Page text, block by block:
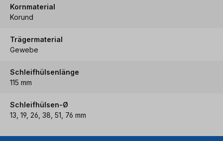
Kornmaterial
Korund
Trägermaterial
Gewebe
Schleifhülsenlänge
115 mm
Schleifhülsen-Ø
13, 19, 26, 38, 51, 76 mm